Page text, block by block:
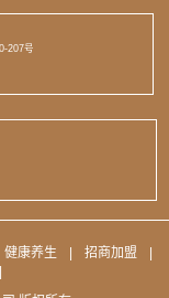
207号
健康养生 招商加盟